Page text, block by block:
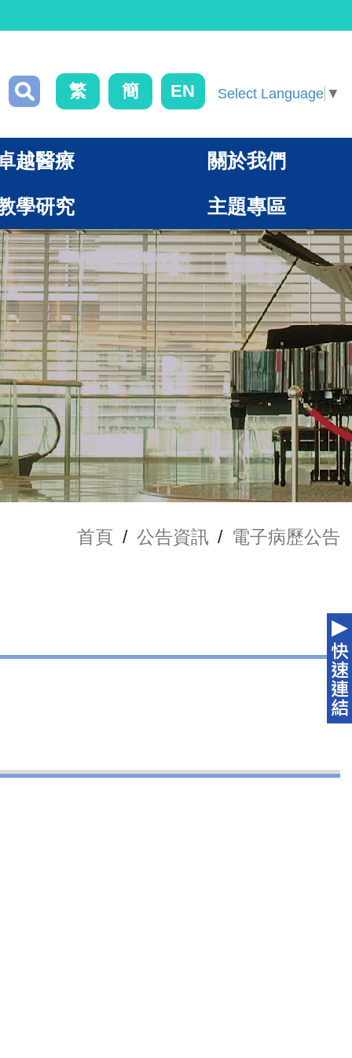
繁 簡 EN Select Language ▼
越醫療 關於我們
學研究 主題專區
首頁 / 公告資訊 / 電子病歷公告